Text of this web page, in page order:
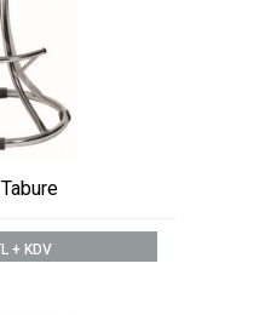
+ KDV